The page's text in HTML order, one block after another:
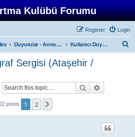
Kulübü Forumu
Login
Register
Duyurular - Announcements Kullanıcı Duyuruları - User Announcements
Sergisi (Ataşehir /
Search
posts 1 2